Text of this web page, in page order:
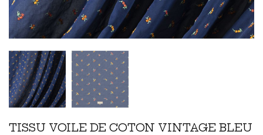
TISSU VOILE DE COTON VINTAGE BLEU